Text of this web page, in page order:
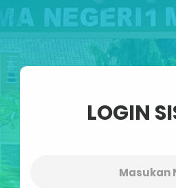
LOGIN